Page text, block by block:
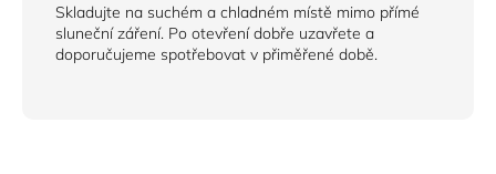
Skladujte na suchém a chladném místě mimo přímé
sluneční záření. Po otevření dobře uzavřete a
doporučujeme spotřebovat v přiměřené době.